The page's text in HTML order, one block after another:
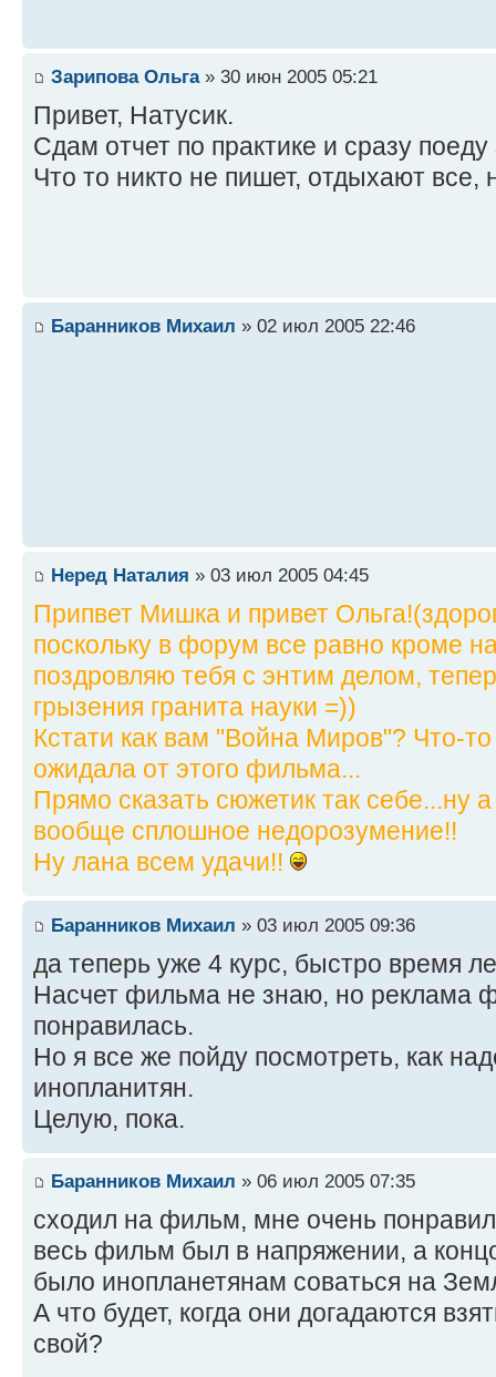
Зарипова Ольга» 30 июн 2005 05:21
Привет, Натусик.
Сдам отчет по практике и сразу
Что то никто не пишет, отдыхают все,
Баранников Михаил » 02 июл 2005 22:46
Неред Наталия » 03 июл 2005 04:45
Припвет Мишка и привет
поскольку в форум все равно кроме
поздровляю тебя с энтим делом,
грызения гранита науки =))
Кстати как вам "Война Миров"? Что-то
ожидала от этого фильма...
Прямо сказать сюжетик так себе...ну
вообще сплошное недорозумение!!
Ну лана всем удачи!!
Баранников Михаил » 03 июл 2005 09:36
да теперь уже 4 курс, быстро время
Насчет фильма не знаю, но реклама
понравилась.
Но я все же пойду посмотреть, как
инопланитян.
Целую, пока.
Баранников Михаил » 06 июл 2005 07:35
cходил на фильм, мне очень
весь фильм был в напряжении, а
было инопланетянам соваться на
А что будет, когда они догадаются
свой?